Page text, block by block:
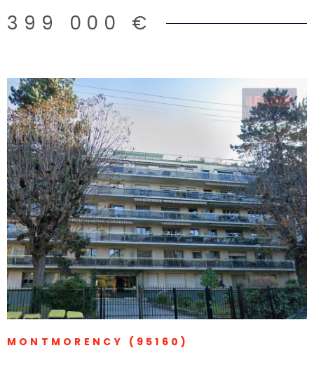
399 000 €
MONTMORENCY (95160)
VOIR LE BIEN